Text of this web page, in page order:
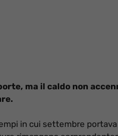
ma il caldo non
in cui settembre